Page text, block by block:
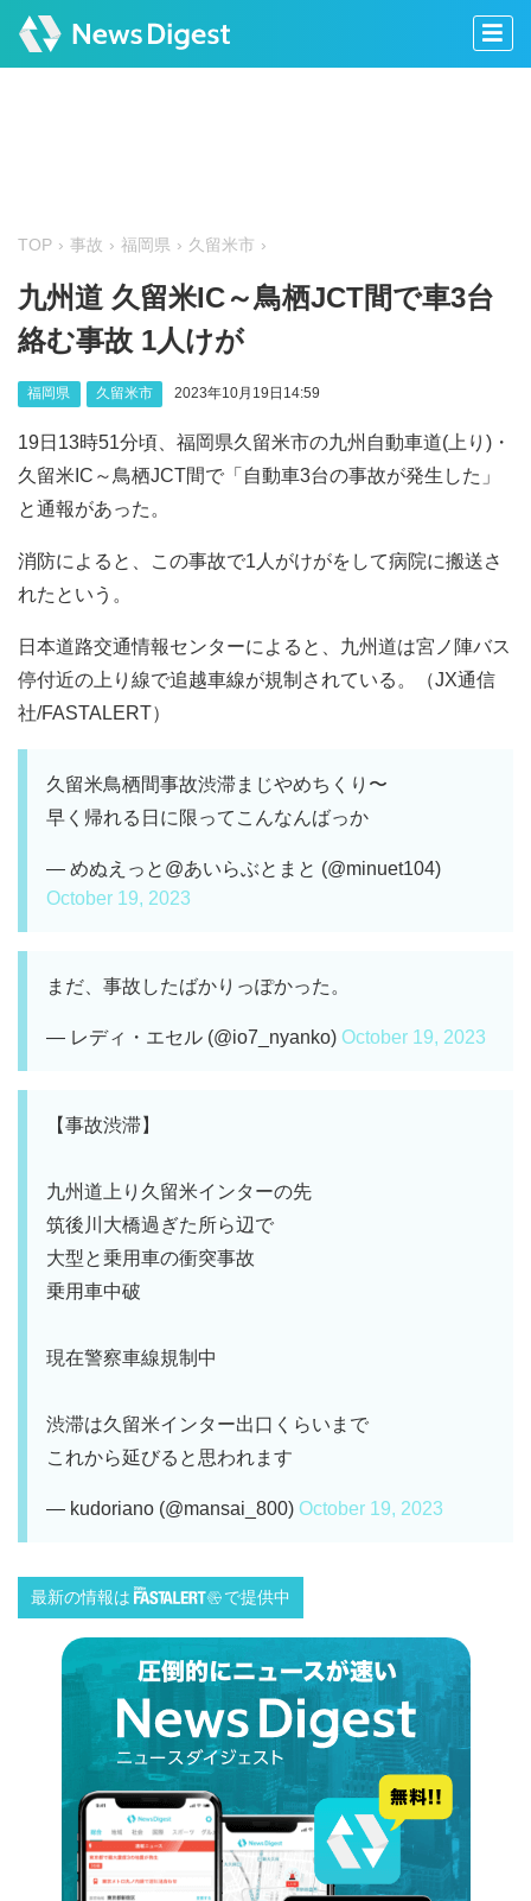
TOP 事故 福岡県 久留米市
九州道 久留米IC～鳥栖JCT間で車3台
絡む事故 1人けが
福岡県 久留米市 2023年10月19日14:59
19日13時51分頃、福岡県久留米市の九州自動車道(上り)・
久留米IC～鳥栖JCT間で「自動車3台の事故が発生した」
と通報があった。
消防によると、この事故で1人がけがをして病院に搬送さ
れたという。
日本道路交通情報センターによると、九州道は宮ノ陣バス
停付近の上り線で追越車線が規制されている。（JX通信
社/FASTALERT）
久留米鳥栖間事故渋滞まじやめちくり〜
早く帰れる日に限ってこんなんばっか
— めぬえっと@あいらぶとまと (@minuet104)
October 19, 2023
まだ、事故したばかりっぽかった。
— レディ・エセル (@io7_nyanko) October 19, 2023
【事故渋滞】
九州道上り久留米インターの先
筑後川大橋過ぎた所ら辺で
大型と乗用車の衝突事故
乗用車中破
現在警察車線規制中
渋滞は久留米インター出口くらいまで
これから延びると思われます
— kudoriano (@mansai_800) October 19, 2023
最新の情報は で提供中